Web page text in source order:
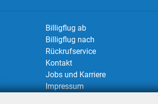
Billigflug ab
Billigflug nach
Rückrufservice
Kontakt
Jobs und Karriere
Impressum